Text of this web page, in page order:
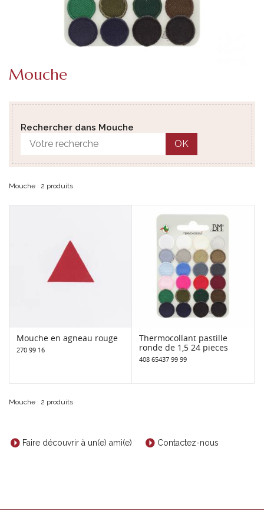
Mouche
Rechercher dans Mouche
OK
Mouche : 2 produits
Mouche en agneau rouge
270 99 16
Thermocollant pastille
ronde de 1,5 24 pieces
408 65437 99 99
Mouche : 2 produits
Faire découvrir à un(e) ami(e) Contactez-nous